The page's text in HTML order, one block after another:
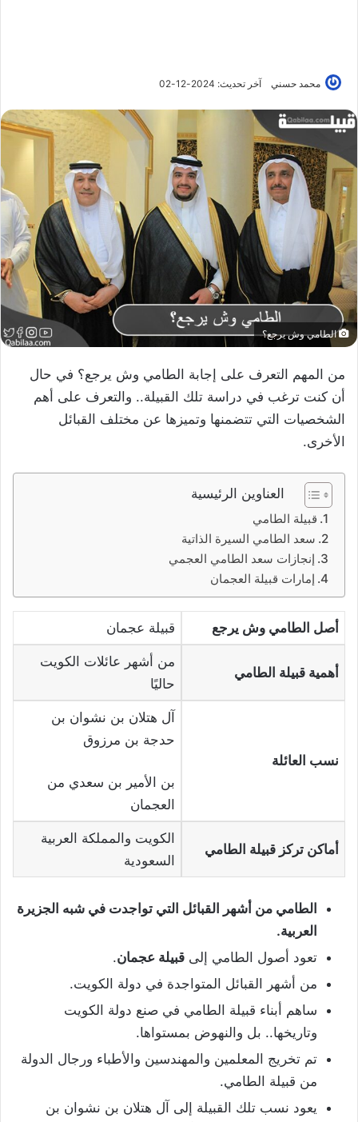
محمد حسني آخر تحديث: 2024-12-02
الطامي وش يرجع؟
من المهم التعرف على إجابة الطامي وش يرجع؟ في حال
أن كنت ترغب في دراسة تلك القبيلة.. والتعرف على أهم
الشخصيات التي تتضمنها وتميزها عن مختلف القبائل
الأخرى.
العناوين الرئيسية
قبيلة الطامي
سعد الطامي السيرة الذاتية
إنجازات سعد الطامي العجمي
إمارات قبيلة العجمان
أصل الطامي وش يرجع قبيلة عجمان
أهمية قبيلة الطامي
من أشهر عائلات الكويت
حاليًا
نسب العائلة
آل هتلان بن نشوان بن
حدجة بن مرزوق
بن الأمير بن سعدي من
العجمان
أماكن تركز قبيلة الطامي
الكويت والمملكة العربية
السعودية
الطامي من أشهر القبائل التي تواجدت في شبه الجزيرة
العربية.
تعود أصول الطامي إلى قبيلة عجمان.
من أشهر القبائل المتواجدة في دولة الكويت.
ساهم أبناء قبيلة الطامي في صنع دولة الكويت
وتاريخها.. بل والنهوض بمستواها.
تم تخريج المعلمين والمهندسين والأطباء ورجال الدولة
من قبيلة الطامي.
يعود نسب تلك القبيلة إلى آل هتلان بن نشوان بن